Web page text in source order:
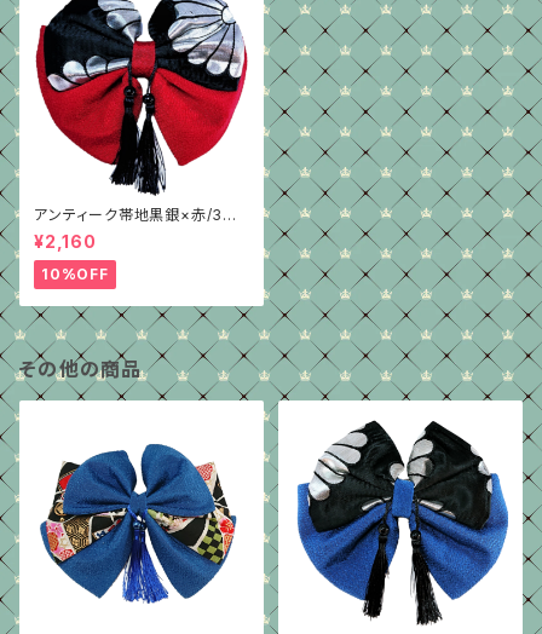
アンティーク帯地黒銀×赤/3種/
ちりめん/はいからさんリボン
¥2,160
10%OFF
その他の商品